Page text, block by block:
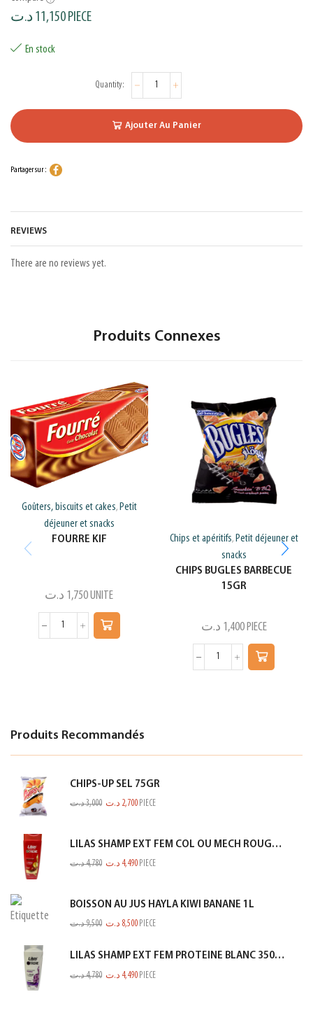
11,150د.ت PIECE
En stock
Ajouter Au Panier
Partager sur :
REVIEWS
There are no reviews yet.
Produits Connexes
Goûters, biscuits et cakes, Petit
déjeuner et snacks
FOURRE KIF
1,750 د.ت UNITE
Chips et apéritifs, Petit déjeuner et
snacks
CHIPS BUGLES BARBECUE
15GR
1,400 د.ت PIECE
Produits Recommandés
CHIPS-UP SEL 75GR
3,000د.ت 2,700 د.ت PIECE
LILAS SHAMP EXT FEM COL OU MECH ROUGE 350ML
4,780د.ت 4,490 د.ت PIECE
BOISSON AU JUS HAYLA KIWI BANANE 1L
9,500د.ت 8,500 د.ت PIECE
LILAS SHAMP EXT FEM PROTEINE BLANC 350ML
4,780د.ت 4,490 د.ت PIECE